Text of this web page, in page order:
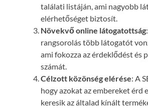
találati listáján, ami nagyobb
elérhetőséget biztosít.
Növekvő online látogatottság
rangsorolás több látogatót
ami fokozza az érdeklődést és
számát.
Célzott közönség elérése: A
hogy azokat az embereket érd
keresik az általad kínált